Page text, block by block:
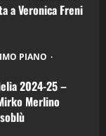
a Veronica Freni
PIANO
2024-25 –
Merlino
27^ Puntata